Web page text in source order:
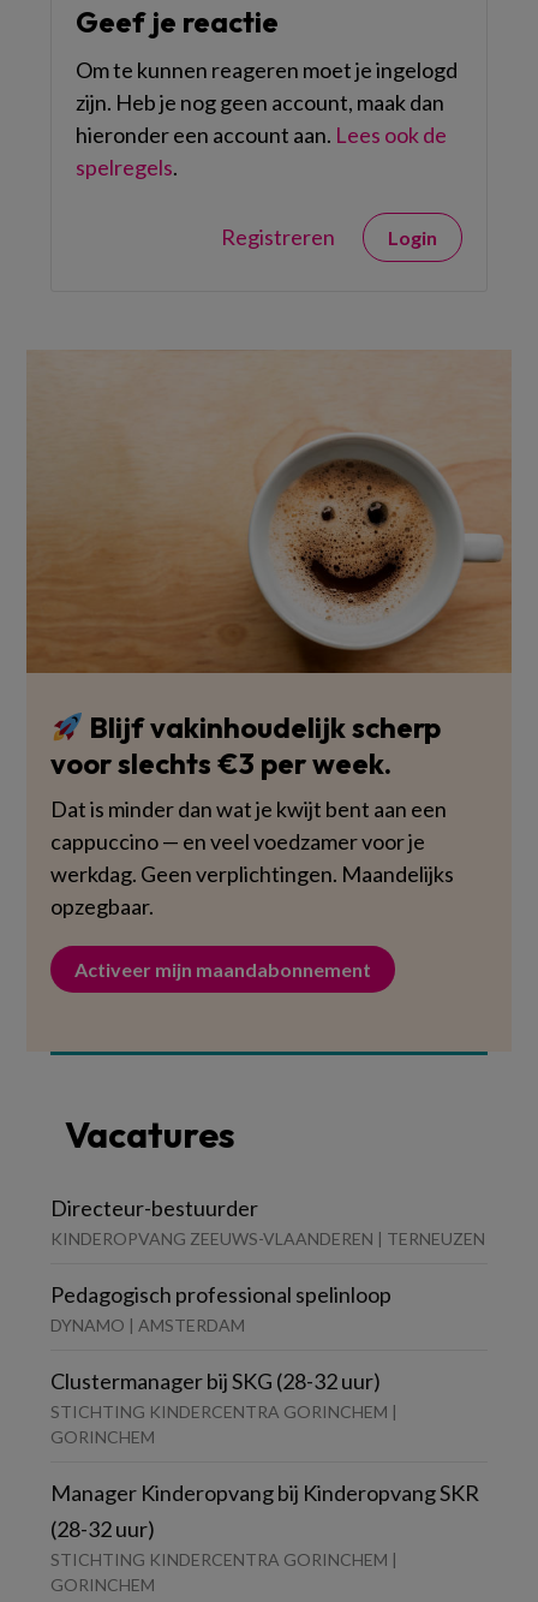
Geef je reactie
Om te kunnen reageren moet je ingelogd
zijn. Heb je nog geen account, maak dan
hieronder een account aan. Lees ook de
spelregels.
Registreren Login
Blijf vakinhoudelijk scherp
voor slechts €3 per week.
Dat is minder dan wat je kwijt bent aan een
cappuccino — en veel voedzamer voor je
werkdag. Geen verplichtingen. Maandelijks
opzegbaar.
Activeer mijn maandabonnement
Vacatures
Directeur-bestuurder
KINDEROPVANG ZEEUWS-VLAANDEREN | TERNEUZEN
Pedagogisch professional spelinloop
DYNAMO | AMSTERDAM
Clustermanager bij SKG (28-32 uur)
STICHTING KINDERCENTRA GORINCHEM |
GORINCHEM
Manager Kinderopvang bij Kinderopvang SKR
(28-32 uur)
STICHTING KINDERCENTRA GORINCHEM |
GORINCHEM